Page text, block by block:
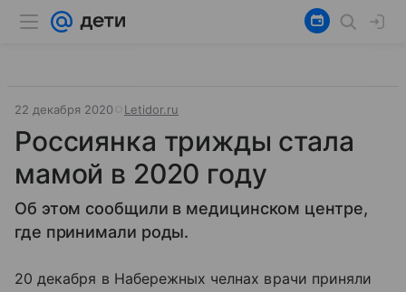
22 декабря 2020 Letidor.ru
Россиянка трижды стала
мамой в 2020 году
Об этом сообщили в медицинском центре,
где принимали роды.
20 декабря в Набережных челнах врачи приняли